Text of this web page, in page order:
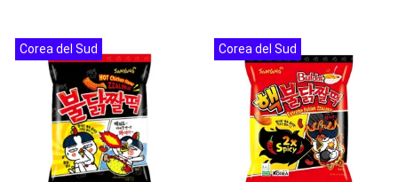
Corea del Sud Corea del Sud